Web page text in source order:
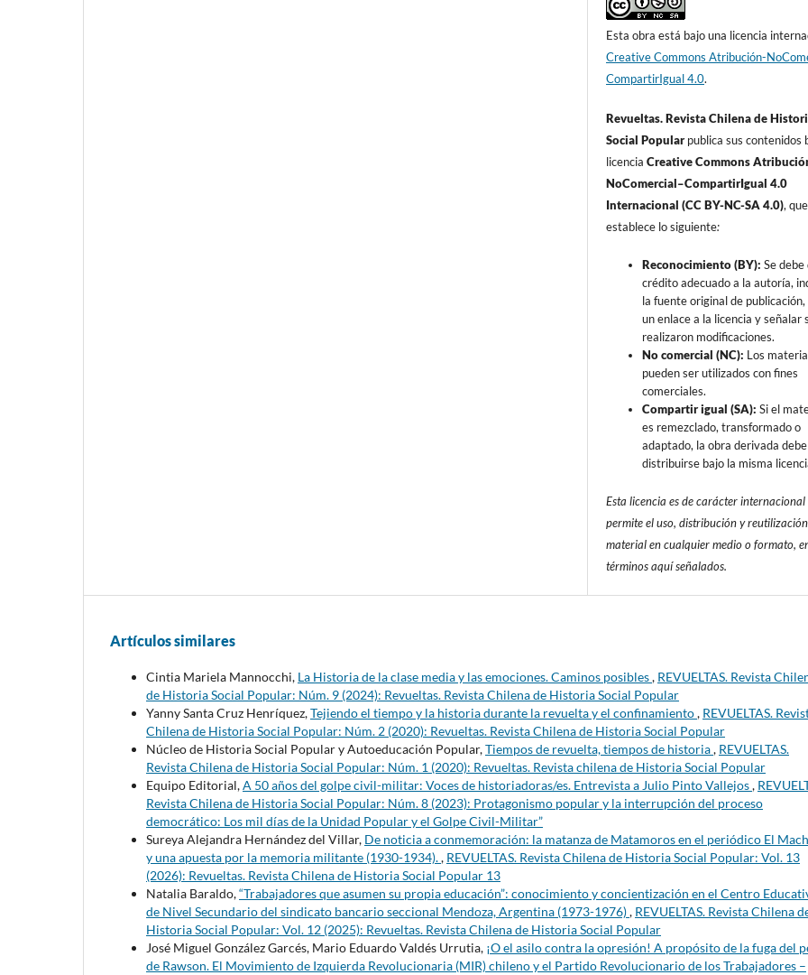
Esta obra está bajo una licencia
Creative Commons Atribución-
CompartirIgual 4.0.
Revueltas. Revista Chilena de
Social Popularpublica sus contenidos
licenciaCreative Commons
NoComercial–CompartirIgual 4.0
Internacional (CC BY-NC-SA 4.0), que
establece lo siguiente:
Reconocimiento (BY): Se debe
crédito adecuado a la autoría,
la fuente original de
un enlace a la licencia y señalar
realizaron modificaciones.
No comercial (NC): Los
pueden ser utilizados con fines
comerciales.
Compartir igual (SA): Si el
es remezclado, transformado o
adaptado, la obra derivada debe
distribuirse bajo la misma
Esta licencia es de carácter internacional
permite el uso, distribución y
material en cualquier medio o formato,
términos aquí señalados.
Artículos similares
Cintia Mariela Mannocchi, La Historia de la clase media y las emociones. Caminos posibles, REVUELTAS. Revista
de Historia Social Popular: Núm. 9 (2024): Revueltas. Revista Chilena de Historia Social Popular
Yanny Santa Cruz Henríquez,Tejiendo el tiempo y la historia durante la revuelta y el confinamiento, REVUELTAS.
Chilena de Historia Social Popular: Núm. 2 (2020): Revueltas. Revista Chilena de Historia Social Popular
Núcleo de Historia Social Popular y Autoeducación Popular,Tiempos de revuelta, tiempos de historia, REVUELTAS.
Revista Chilena de Historia Social Popular: Núm. 1 (2020): Revueltas. Revista chilena de Historia Social Popular
Equipo Editorial,A 50 años del golpe civil-militar: Voces de historiadoras/es. Entrevista a Julio Pinto Vallejos,
Revista Chilena de Historia Social Popular: Núm. 8 (2023): Protagonismo popular y la interrupción del proceso
democrático: Los mil días de la Unidad Popular y el Golpe Civil-Militar”
Sureya Alejandra Hernández del Villar, De noticia a conmemoración: la matanza de Matamoros en el periódico El
y una apuesta por la memoria militante (1930-1934)., REVUELTAS. Revista Chilena de Historia Social Popular: Vol. 13
(2026): Revueltas. Revista Chilena de Historia Social Popular 13
Natalia Baraldo,“Trabajadores que asumen su propia educación”: conocimiento y concientización en el Centro
de Nivel Secundario del sindicato bancario seccional Mendoza, Argentina (1973-1976), REVUELTAS. Revista Chilena
Historia Social Popular: Vol. 12 (2025): Revueltas. Revista Chilena de Historia Social Popular
José Miguel González Garcés, Mario Eduardo Valdés Urrutia, ¡O el asilo contra la opresión! A propósito de la fuga del
de Rawson. El Movimiento de Izquierda Revolucionaria (MIR) chileno y el Partido Revolucionario de los Trabajadores –